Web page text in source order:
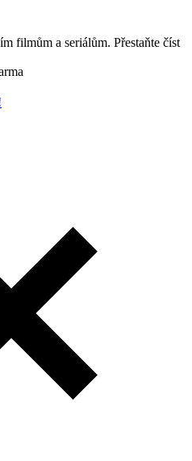
filmům a seriálům. Přestaňte číst